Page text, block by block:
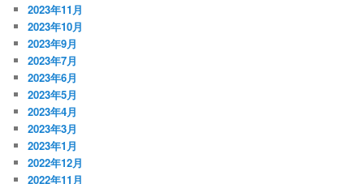
2023年11月
2023年10月
2023年9月
2023年7月
2023年6月
2023年5月
2023年4月
2023年3月
2023年1月
2022年12月
2022年11月